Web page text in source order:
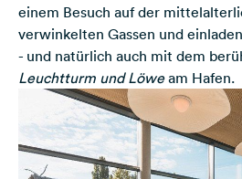
einem Besuch auf der
verwinkelten Gassen und
- und natürlich auch mit dem
Leuchtturm und Löweam Hafen.